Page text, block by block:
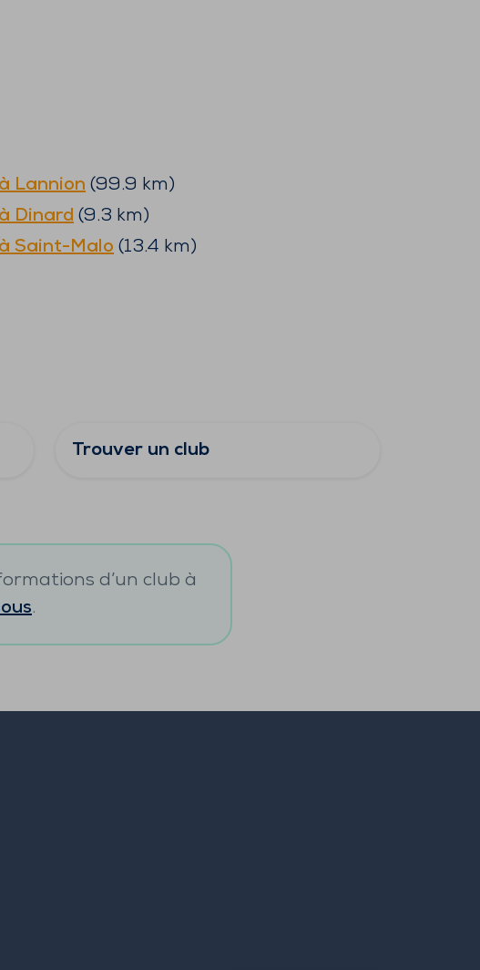
Lannion (99.9 km)
Dinard (9.3 km)
Saint-Malo (13.4 km)
Trouver un club
d’un club à
.